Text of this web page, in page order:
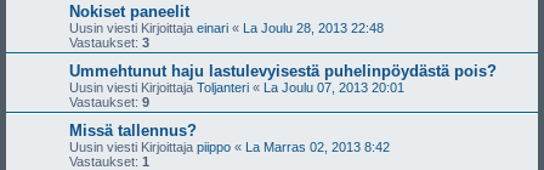
Nokiset paneelit
Uusin viesti Kirjoittaja einari « La Joulu 28, 2013 22:48
Vastaukset: 3
Ummehtunut haju lastulevyisestä puhelinpöydästä pois?
Uusin viesti Kirjoittaja Toljanteri « La Joulu 07, 2013 20:01
Vastaukset: 9
Missä tallennus?
Uusin viesti Kirjoittaja piippo « La Marras 02, 2013 8:42
Vastaukset: 1